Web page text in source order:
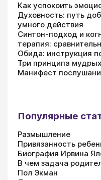
Как успокоить
Духовность: путь
умного действия
Синтон-подход и
терапия:
Обида: инструкция
Три принципа
Манифест
Популярные
Размышление
Привязанность
Биография Ирвина
В чем задача
Пол Экман